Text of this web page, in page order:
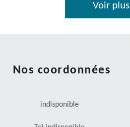
Voir plus
Nos coordonnées
indisponible